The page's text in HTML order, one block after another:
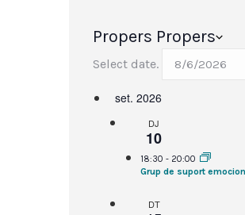
Propers Propers
Select date.
set. 2026
DJ
10
18:30 - 20:00
Grup de suport
DT